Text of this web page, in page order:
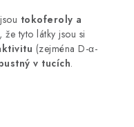
tokoferoly a
že tyto látky jsou si
(zejména D-α-
v tucích.